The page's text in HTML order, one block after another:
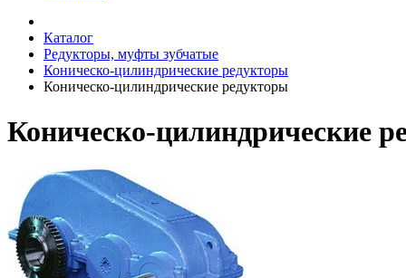
Каталог
Редукторы, муфты зубчатые
Коническо-цилиндрические редукторы
Коническо-цилиндрические редукторы
Коническо-цилиндрические